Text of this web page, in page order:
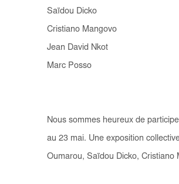
Saïdou Dicko
Cristiano Mangovo
Jean David Nkot
Marc Posso
Nous sommes heureux de
au 23 mai. Une exposition
Oumarou, Saïdou Dicko, Cristiano